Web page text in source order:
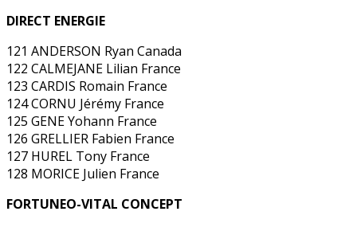
DIRECT ENERGIE
121 ANDERSON Ryan Canada
122 CALMEJANE Lilian France
123 CARDIS Romain France
124 CORNU Jérémy France
125 GENE Yohann France
126 GRELLIER Fabien France
127 HUREL Tony France
128 MORICE Julien France
FORTUNEO-VITAL CONCEPT